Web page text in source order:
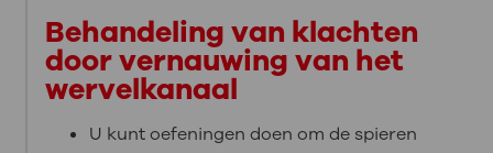
Behandeling van klachten
door vernauwing van het
wervelkanaal
U kunt oefeningen doen om de spieren